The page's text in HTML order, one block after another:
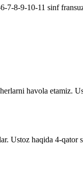
7-8-9-10-11 sinf
havola etamiz.
Ustoz haqida 4-